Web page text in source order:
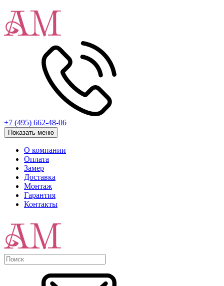
+7 (495) 662-48-06
Показать меню
О компании
Оплата
Замер
Доставка
Монтаж
Гарантия
Контакты